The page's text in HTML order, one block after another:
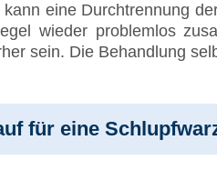
eine Durchtrennung
wieder problemlos
sein. Die Behandlung
für eine